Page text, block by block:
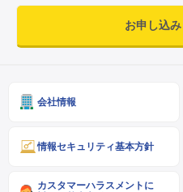
お申し込
会社情報
情報セキュリティ基本方針
カスタマーハラスメントに